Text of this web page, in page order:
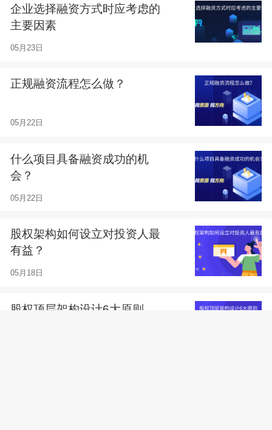
企业选择融资方式时应考虑的
主要因素
05月23日
正规融资流程怎么做？
05月22日
什么项目具备融资成功的机
会？
05月22日
股权架构如何设立对投资人最
有益？
05月18日
股权顶层架构设计6大原则